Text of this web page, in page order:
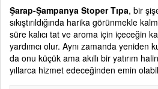
Şarap-Şampanya Stoper Tıpa, bir
sıkıştırıldığında harika görünmekle
süre kalıcı tat ve aroma için içeceğin
yardımcı olur. Aynı zamanda yeniden
da onu küçük ama akıllı bir yatırım
yıllarca hizmet edeceğinden emin